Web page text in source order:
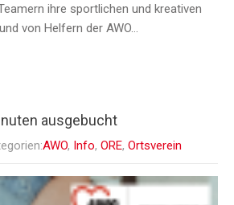
ihre sportlichen und kreativen
von Helfern der AWO…
ausgebucht
AWO, Info, ORE, Ortsverein